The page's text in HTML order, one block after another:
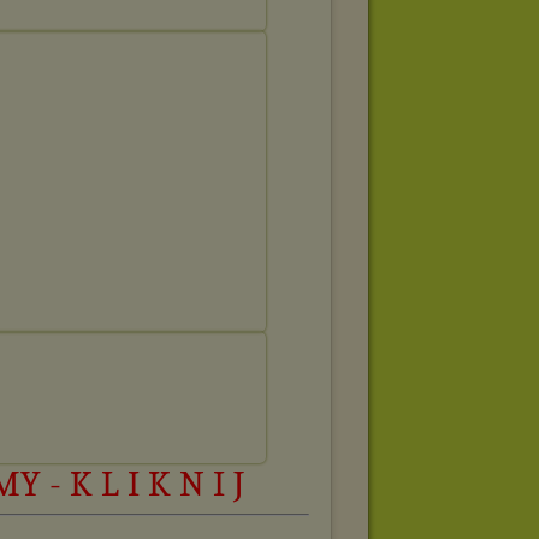
- K L I K N I J